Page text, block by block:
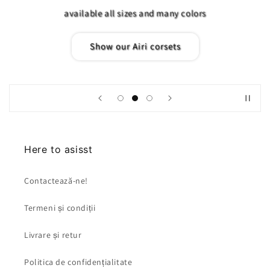
available all sizes and many colors
Show our Airi corsets
Here to asisst
Contactează-ne!
Termeni și condiții
Livrare și retur
Politica de confidențialitate